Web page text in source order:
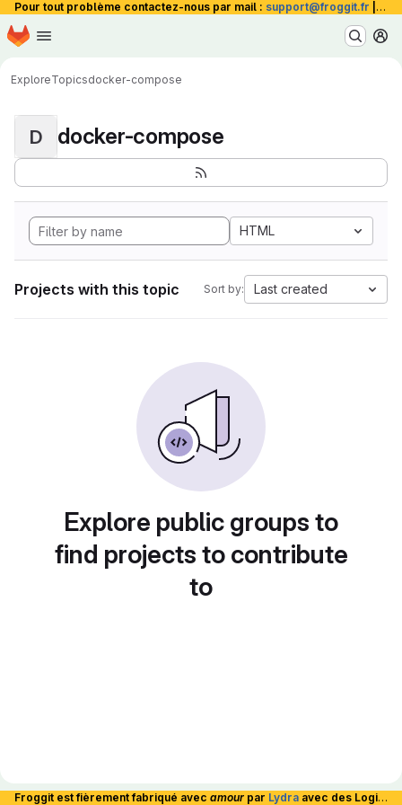
Pour tout problème contactez-nous par mail : support@froggit.fr La
Skip to main content
Homepage
ExploreTopicsdocker-compose
D docker-compose
HTML
Projects with this topic Sort by: Last created
Explore public groups to
find projects to contribute
to
Froggit est fièrement fabriqué avec amour par Lydra avec des Logiciels Libres et hébergé en